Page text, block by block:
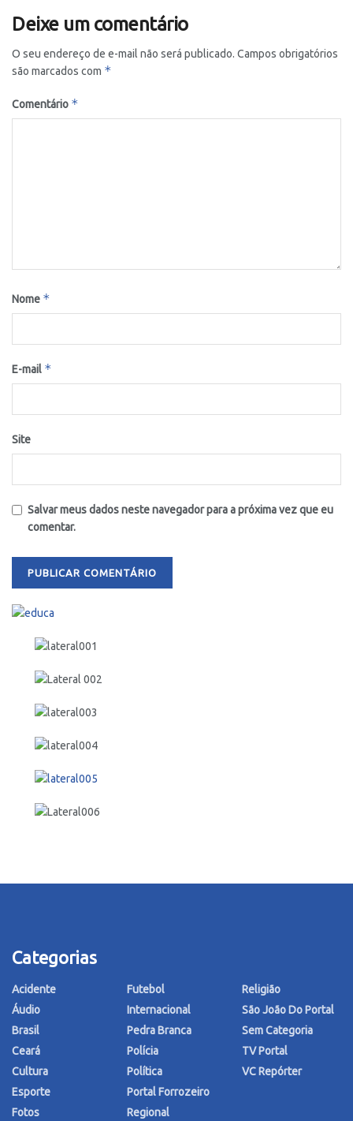
Deixe um comentário
O seu endereço de e-mail não será publicado. Campos obrigatórios
são marcados com *
Comentário *
Nome *
E-mail *
Site
Salvar meus dados neste navegador para a próxima vez que eu
comentar.
Categorias
Acidente
Áudio
Brasil
Ceará
Cultura
Esporte
Fotos
Futebol
Internacional
Pedra Branca
Polícia
Política
Portal Forrozeiro
Regional
Religião
São João Do Portal
Sem Categoria
TV Portal
VC Repórter